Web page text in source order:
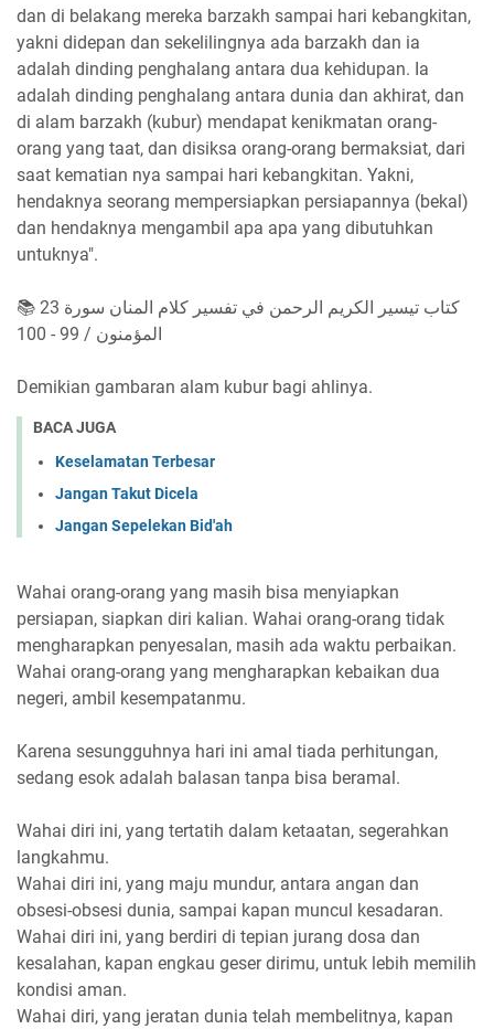
dan di belakang mereka barzakh sampai hari kebangkitan,
yakni didepan dan sekelilingnya ada barzakh dan ia
adalah dinding penghalang antara dua kehidupan. Ia
adalah dinding penghalang antara dunia dan akhirat, dan
di alam barzakh (kubur) mendapat kenikmatan orang-
orang yang taat, dan disiksa orang-orang bermaksiat, dari
saat kematian nya sampai hari kebangkitan. Yakni,
hendaknya seorang mempersiapkan persiapannya (bekal)
dan hendaknya mengambil apa apa yang dibutuhkan
untuknya".
📚 كتاب تيسير الكريم الرحمن في تفسير كلام المنان سورة 23
المؤمنون / 99 - 100
Demikian gambaran alam kubur bagi ahlinya.
BACA JUGA
Keselamatan Terbesar
Jangan Takut Dicela
Jangan Sepelekan Bid'ah
Wahai orang-orang yang masih bisa menyiapkan
persiapan, siapkan diri kalian. Wahai orang-orang tidak
mengharapkan penyesalan, masih ada waktu perbaikan.
Wahai orang-orang yang mengharapkan kebaikan dua
negeri, ambil kesempatanmu.
Karena sesungguhnya hari ini amal tiada perhitungan,
sedang esok adalah balasan tanpa bisa beramal.
Wahai diri ini, yang tertatih dalam ketaatan, segerahkan
langkahmu.
Wahai diri ini, yang maju mundur, antara angan dan
obsesi-obsesi dunia, sampai kapan muncul kesadaran.
Wahai diri ini, yang berdiri di tepian jurang dosa dan
kesalahan, kapan engkau geser dirimu, untuk lebih memilih
kondisi aman.
Wahai diri, yang jeratan dunia telah membelitnya, kapan